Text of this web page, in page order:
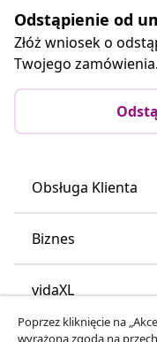
Odstąpienie od
Złóż wniosek o
Twojego zamówienia.
Obsługa Klienta
Biznes
vidaXL
Poprzez kliknięcie na
wyrażona zgoda na